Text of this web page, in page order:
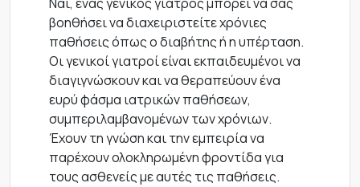
βοηθήσει να διαχειριστείτε χρόνιες
παθήσεις όπως ο διαβήτης ή η υπέρταση.
Οι γενικοί γιατροί είναι εκπαιδευμένοι να
διαγιγνώσκουν και να θεραπεύουν ένα
ευρύ φάσμα ιατρικών παθήσεων,
συμπεριλαμβανομένων των χρόνιων.
Έχουν τη γνώση και την εμπειρία να
παρέχουν ολοκληρωμένη φροντίδα για
τους ασθενείς με αυτές τις παθήσεις.